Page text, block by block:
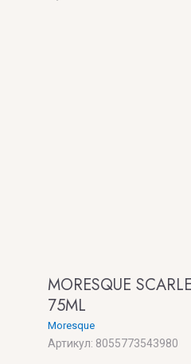
MORESQUE
75ML
Moresque
Артикул: 8055773543980